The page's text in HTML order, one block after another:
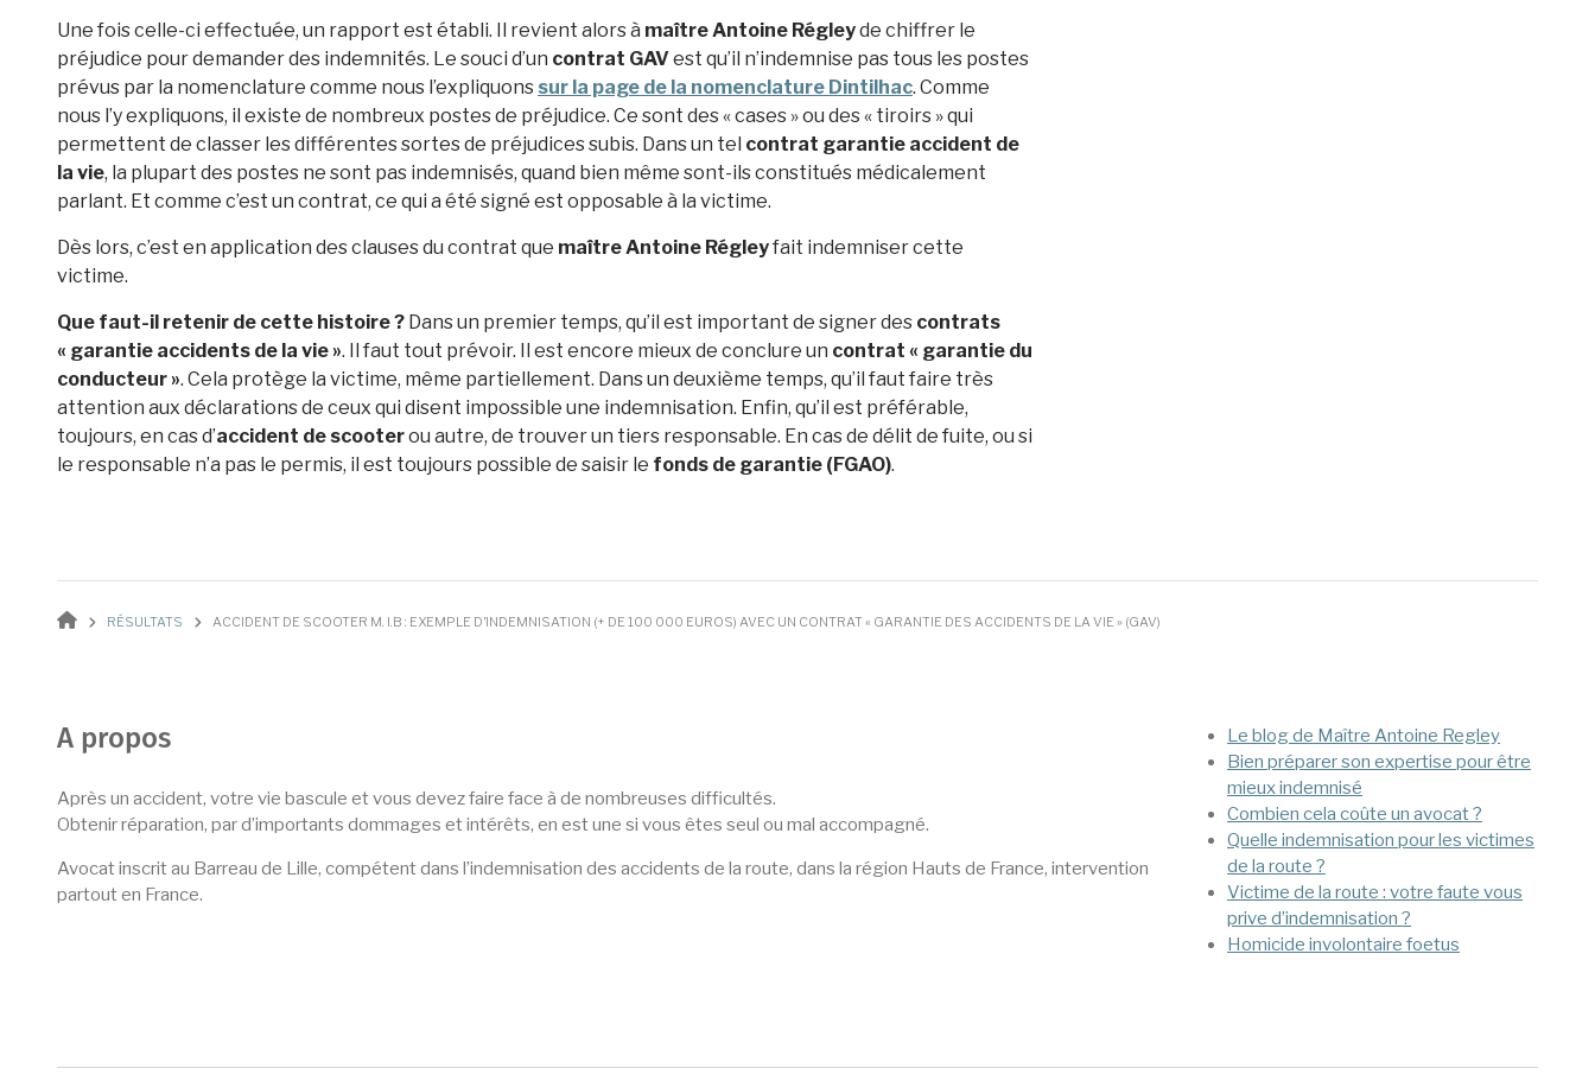
Une fois celle-ci effectuée, un rapport est établi. Il revient alors à maître Antoine Régleyde chiffrer le
préjudice pour demander des indemnités. Le souci d’un contrat GAVest qu’il n’indemnise pas tous les postes
prévus par la nomenclature comme nous l’expliquons sur la page de la nomenclature Dintilhac. Comme
nous l’y expliquons, il existe de nombreux postes de préjudice. Ce sont des « cases » ou des « tiroirs » qui
permettent de classer les différentes sortes de préjudices subis. Dans un tel contrat garantie accident de
la vie, la plupart des postes ne sont pas indemnisés, quand bien même sont-ils constitués médicalement
parlant. Et comme c’est un contrat, ce qui a été signé est opposable à la victime.
Dès lors, c’est en application des clauses du contrat que maître Antoine Régleyfait indemniser cette
victime.
Que faut-il retenir de cette histoire ? Dans un premier temps, qu’il est important de signer des contrats
« garantie accidents de la vie ». Il faut tout prévoir. Il est encore mieux de conclure un contrat « garantie du
conducteur ». Cela protège la victime, même partiellement. Dans un deuxième temps, qu’il faut faire très
attention aux déclarations de ceux qui disent impossible une indemnisation. Enfin, qu’il est préférable,
toujours, en cas d’accident de scooterou autre, de trouver un tiers responsable. En cas de délit de fuite, ou si
le responsable n’a pas le permis, il est toujours possible de saisir le fonds de garantie (FGAO).
Fil d'Ariane
RÉSULTATS ACCIDENT DE SCOOTER M. I.B : EXEMPLE D’INDEMNISATION (+ DE 100 000 EUROS) AVEC UN CONTRAT « GARANTIE DES ACCIDENTS DE LA VIE » (GAV)
A propos
Après un accident, votre vie bascule et vous devez faire face à de nombreuses difficultés.
Obtenir réparation, par d’importants dommages et intérêts, en est une si vous êtes seul ou mal accompagné.
Avocat inscrit au Barreau de Lille, compétent dans l’indemnisation des accidents de la route, dans la région Hauts de France, intervention
partout en France.
Mega Menu
Le blog de Maître Antoine Regley
Bien préparer son expertise pour être
mieux indemnisé
Combien cela coûte un avocat ?
Quelle indemnisation pour les victimes
de la route ?
Victime de la route : votre faute vous
prive d’indemnisation ?
Homicide involontaire foetus